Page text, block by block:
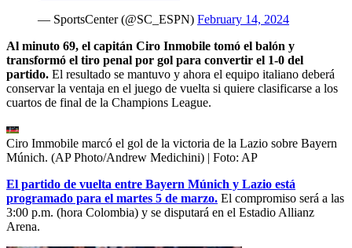
— SportsCenter (@SC_ESPN) February 14, 2024
Al minuto 69, el capitán Ciro Inmobile tomó el balón y
transformó el tiro penal por gol para convertir el 1-0 del
partido. El resultado se mantuvo y ahora el equipo italiano deberá
conservar la ventaja en el juego de vuelta si quiere clasificarse a los
cuartos de final de la Champions League.
Ciro Immobile marcó el gol de la victoria de la Lazio sobre Bayern
Múnich. (AP Photo/Andrew Medichini) | Foto: AP
El partido de vuelta entre Bayern Múnich y Lazio está
programado para el martes 5 de marzo. El compromiso será a las
3:00 p.m. (hora Colombia) y se disputará en el Estadio Allianz
Arena.